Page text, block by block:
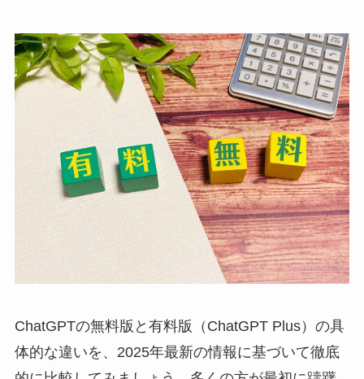
ChatGPTの無料版と有料版（ChatGPT Plus）の具
体的な違いを、2025年最新の情報に基づいて徹底